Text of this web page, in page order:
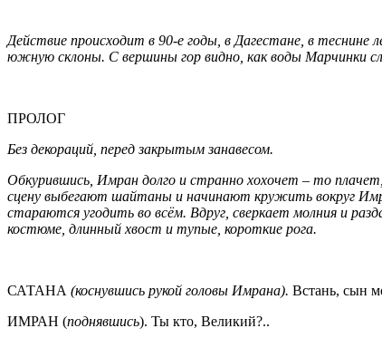
Действие происходит в 90-е годы, в Дагестане, в
южную склоны. С вершины гор видно, как воды Марчинки
ПРОЛОГ
Без декораций, перед закрытым занавесом.
Обкурившись, Имран долго и странно хохочет – то
сцену выбегают шайтаны и начинают кружить вокруг
стараются угодить во всём. Вдруг, сверкает молния и
костюме, длинный хвост и тупые, короткие рога.
САТАНА (коснувшись рукой головы Имрана). Встань, сын
ИМРАН (поднявшись). Ты кто, Великий?..